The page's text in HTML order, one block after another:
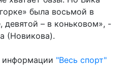
была восьмой в
девятой – в коньковом», -
(Новикова).
информации "Весь спорт"